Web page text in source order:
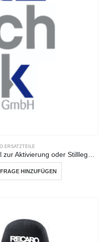
ERSATZTEILE
HINZUFÜGEN